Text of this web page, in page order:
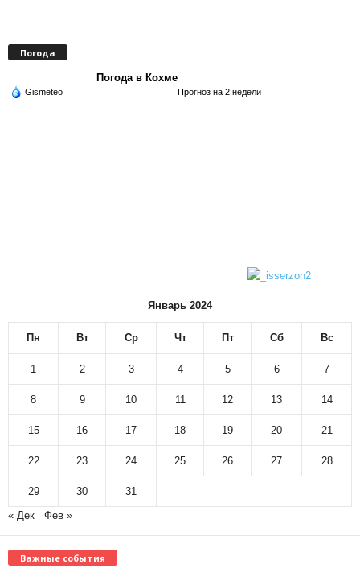
Погода
Погода в Кохме
Gismeteo Прогноз на 2 недели
Январь 2024
Пн Вт Ср Чт Пт Сб Вс
1 2 3 4 5 6 7
8 9 10 11 12 13 14
15 16 17 18 19 20 21
22 23 24 25 26 27 28
29 30
31
« Дек
Фев »
Важные события